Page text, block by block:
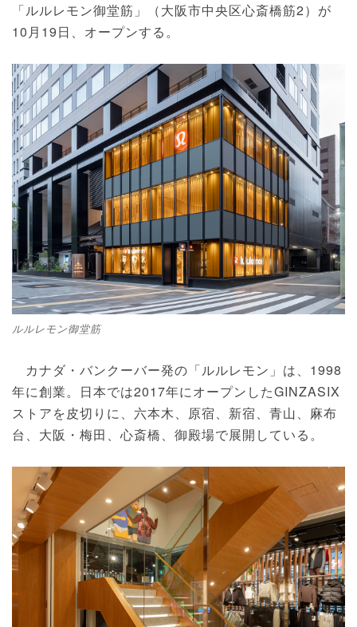
「ルルレモン御堂筋」（大阪市中央区⼼斎橋筋2）が
10月19日、オープンする。
ルルレモン御堂筋
カナダ・バンクーバー発の「ルルレモン」は、1998
年に創業。日本では2017年にオープンしたGINZASIX
ストアを皮切りに、六本⽊、原宿、新宿、⻘⼭、⿇布
台、⼤阪・梅⽥、⼼斎橋、御殿場で展開している。